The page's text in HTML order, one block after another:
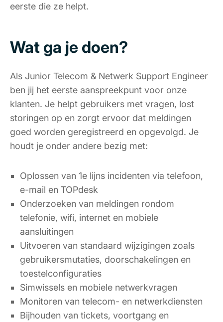
eerste die ze helpt.
Wat ga je doen?
Als Junior Telecom & Netwerk Support Engineer
ben jij het eerste aanspreekpunt voor onze
klanten. Je helpt gebruikers met vragen, lost
storingen op en zorgt ervoor dat meldingen
goed worden geregistreerd en opgevolgd. Je
houdt je onder andere bezig met:
Oplossen van 1e lijns incidenten via telefoon,
e-mail en TOPdesk
Onderzoeken van meldingen rondom
telefonie, wifi, internet en mobiele
aansluitingen
Uitvoeren van standaard wijzigingen zoals
gebruikersmutaties, doorschakelingen en
toestelconfiguraties
Simwissels en mobiele netwerkvragen
Monitoren van telecom- en netwerkdiensten
Bijhouden van tickets, voortgang en